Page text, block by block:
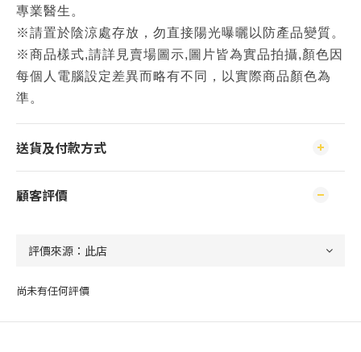
專業醫生。
※請置於陰涼處存放，勿直接陽光曝曬以防產品變質。
※商品樣式,請詳見賣場圖示,圖片皆為實品拍攝,顏色因
每個人電腦設定差異而略有不同，以實際商品顏色為
準。
送貨及付款方式
顧客評價
尚未有任何評價